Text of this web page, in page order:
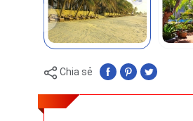
Chia sẻ